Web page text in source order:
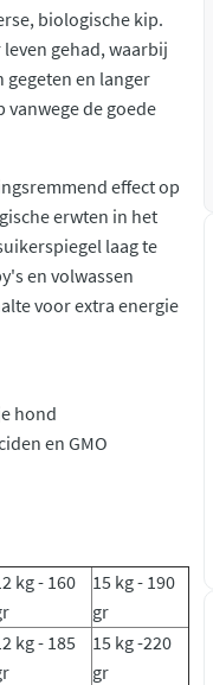
biologische kip.
gehad, waarbij
en langer
de goede
effect op
erwten in het
laag te
en volwassen
voor extra energie
hond
en GMO
kg - 160
15 kg - 190
gr
kg - 185
15 kg -220
gr